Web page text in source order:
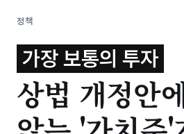
정책
가장 보통의 투자
상법 개정안